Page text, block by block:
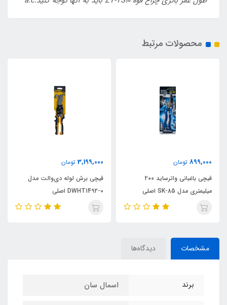
محصولات مرتبط
899,000 تومان
قیچی باغبانی واترساید ۲۰۰
میلیمتری مدل SK-85 اصلی
3,199,000 تومان
قیچی برش لوله دی‌والت مدل
DWHT1492-0 اصلی
مشخصات دیدگاه‌ها
برند اسمال سان